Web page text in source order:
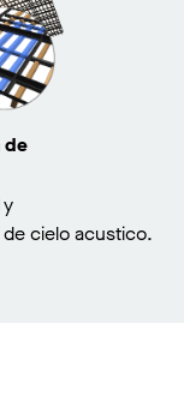
de
cielo acustico.